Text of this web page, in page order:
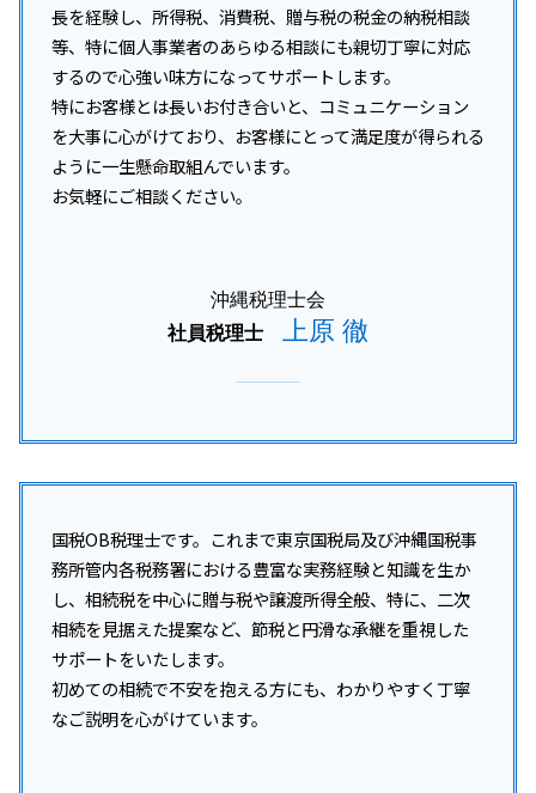
長を経験し、所得税、消費税、贈与税の税金の納税相談
等、特に個人事業者のあらゆる相談にも親切丁寧に対応
するので心強い味方になってサポートします。
特にお客様とは長いお付き合いと、コミュニケーション
を大事に心がけており、お客様にとって満足度が得られる
ように一生懸命取組んでいます。
お気軽にご相談ください。
沖縄税理士会
社員税理士
上原 徹
国税OB税理士です。これまで東京国税局及び沖縄国税事
務所管内各税務署における豊富な実務経験と知識を生か
し、相続税を中心に贈与税や譲渡所得全般、特に、二次
相続を見据えた提案など、節税と円滑な承継を重視した
サポートをいたします。
初めての相続で不安を抱える方にも、わかりやすく丁寧
なご説明を心がけています。